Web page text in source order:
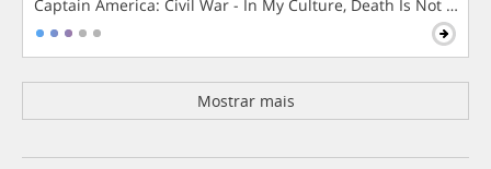
Captain America: Civil War - In My Culture, Death Is Not The
Mostrar mais